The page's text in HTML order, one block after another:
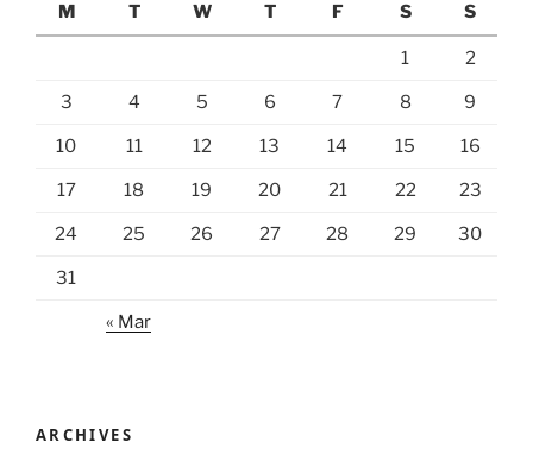
M
T W T F S S
1 2
3 4 5 6 7 8 9
10 11 12 13 14 15 16
17 18 19 20 21 22 23
24 25 26 27 28 29 30
31
« Mar
ARCHIVES